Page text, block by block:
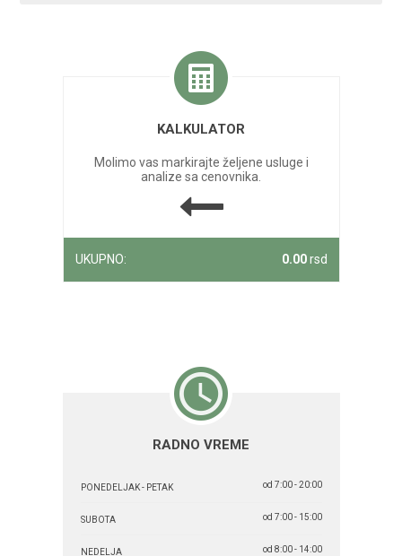
KALKULATOR
Molimo vas markirajte željene usluge i
analize sa cenovnika.
UKUPNO: 0.00rsd
RADNO VREME
PONEDELJAK - PETAK od 7:00 - 20:00
SUBOTA od 7:00 - 15:00
NEDELJA od 8:00 - 14:00